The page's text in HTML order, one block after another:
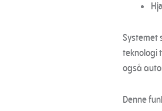
Systemet
teknologi
også
Denne